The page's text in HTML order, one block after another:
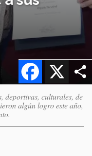
X
Facebook
deportivas, culturales, de
algún logro este año,